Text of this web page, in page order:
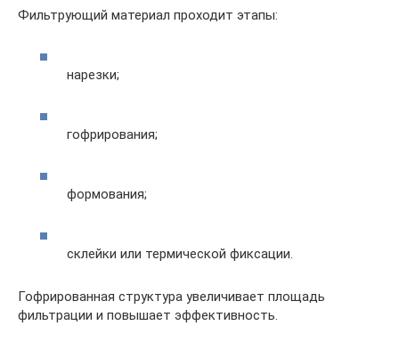
Фильтрующий материал проходит этапы:
нарезки;
гофрирования;
формования;
склейки или термической фиксации.
Гофрированная структура увеличивает площадь
фильтрации и повышает эффективность.